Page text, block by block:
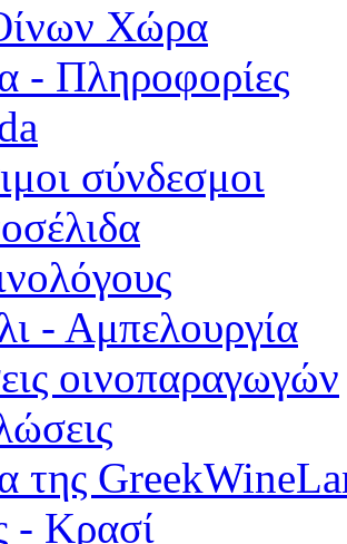
Χώρα
- Πληροφορίες
σύνδεσμοι
- Αμπελουργία
οινοπαραγωγών
της
- Κρασί